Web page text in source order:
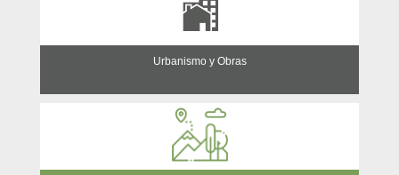
Urbanismo y Obras